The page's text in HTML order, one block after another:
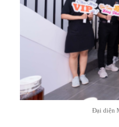
Đại diện